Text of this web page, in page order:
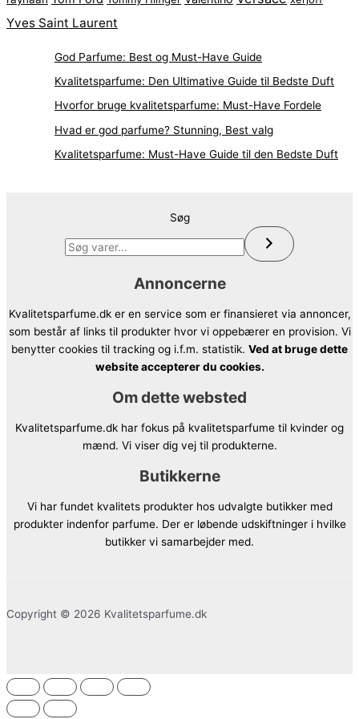
Yves Saint Laurent
God Parfume: Best og Must-Have Guide
Kvalitetsparfume: Den Ultimative Guide til Bedste Duft
Hvorfor bruge kvalitetsparfume: Must-Have Fordele
Hvad er god parfume? Stunning, Best valg
Kvalitetsparfume: Must-Have Guide til den Bedste Duft
Søg
Annoncerne
Kvalitetsparfume.dk er en service som er finansieret via annoncer,
som består af links til produkter hvor vi oppebærer en provision. Vi
benytter cookies til tracking og i.f.m. statistik. Ved at bruge dette
website accepterer du cookies.
Om dette websted
Kvalitetsparfume.dk har fokus på kvalitetsparfume til kvinder og
mænd. Vi viser dig vej til produkterne.
Butikkerne
Vi har fundet kvalitets produkter hos udvalgte butikker med
produkter indenfor parfume. Der er løbende udskiftninger i hvilke
butikker vi samarbejder med.
Copyright © 2026 Kvalitetsparfume.dk